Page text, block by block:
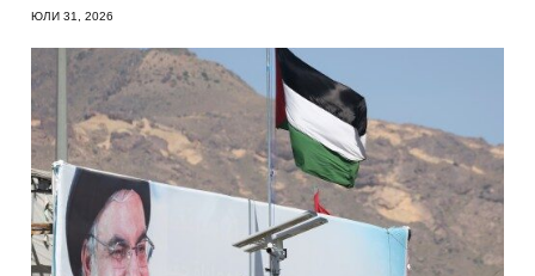
ЮЛИ 31, 2026